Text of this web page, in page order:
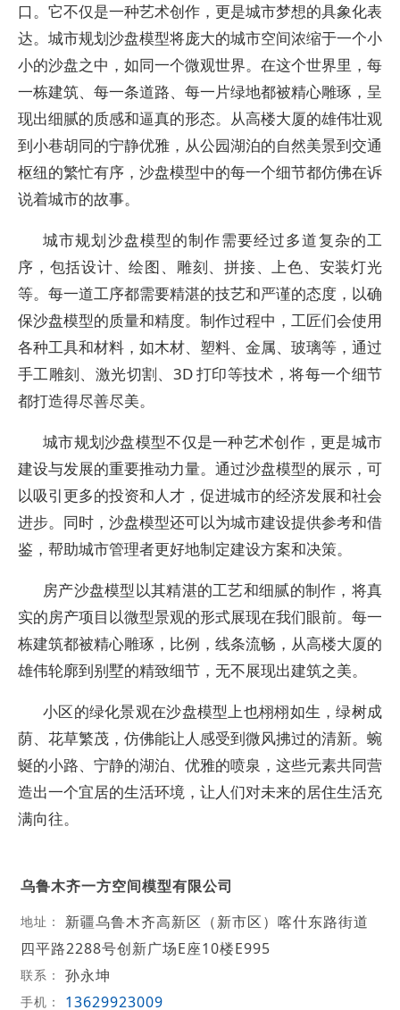
口。它不仅是一种艺术创作，更是城市梦想的具象化表
达。城市规划沙盘模型将庞大的城市空间浓缩于一个小
小的沙盘之中，如同一个微观世界。在这个世界里，每
一栋建筑、每一条道路、每一片绿地都被精心雕琢，呈
现出细腻的质感和逼真的形态。从高楼大厦的雄伟壮观
到小巷胡同的宁静优雅，从公园湖泊的自然美景到交通
枢纽的繁忙有序，沙盘模型中的每一个细节都仿佛在诉
说着城市的故事。
城市规划沙盘模型的制作需要经过多道复杂的工
序，包括设计、绘图、雕刻、拼接、上色、安装灯光
等。每一道工序都需要精湛的技艺和严谨的态度，以确
保沙盘模型的质量和精度。制作过程中，工匠们会使用
各种工具和材料，如木材、塑料、金属、玻璃等，通过
手工雕刻、激光切割、3D 打印等技术，将每一个细节
都打造得尽善尽美。
城市规划沙盘模型不仅是一种艺术创作，更是城市
建设与发展的重要推动力量。通过沙盘模型的展示，可
以吸引更多的投资和人才，促进城市的经济发展和社会
进步。同时，沙盘模型还可以为城市建设提供参考和借
鉴，帮助城市管理者更好地制定建设方案和决策。
房产沙盘模型以其精湛的工艺和细腻的制作，将真
实的房产项目以微型景观的形式展现在我们眼前。每一
栋建筑都被精心雕琢，比例，线条流畅，从高楼大厦的
雄伟轮廓到别墅的精致细节，无不展现出建筑之美。
小区的绿化景观在沙盘模型上也栩栩如生，绿树成
荫、花草繁茂，仿佛能让人感受到微风拂过的清新。蜿
蜒的小路、宁静的湖泊、优雅的喷泉，这些元素共同营
造出一个宜居的生活环境，让人们对未来的居住生活充
满向往。
乌鲁木齐一方空间模型有限公司
地址：
新疆乌鲁木齐高新区（新市区）喀什东路街道
四平路2288号创新广场E座10楼E995
联系： 孙永坤
手机： 13629923009